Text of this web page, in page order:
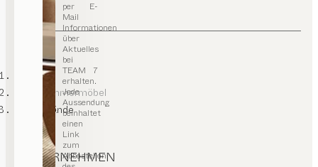
per E-
Mail
Informationen
über
Aktuelles
bei
TEAM 7
erhalten.
Jede
Aussendung
beinhaltet
einen
Link
zum
Abbestellen
TEAM 7
Wohnzimmermöbel
Wohnwände
UNTERNEHMEN